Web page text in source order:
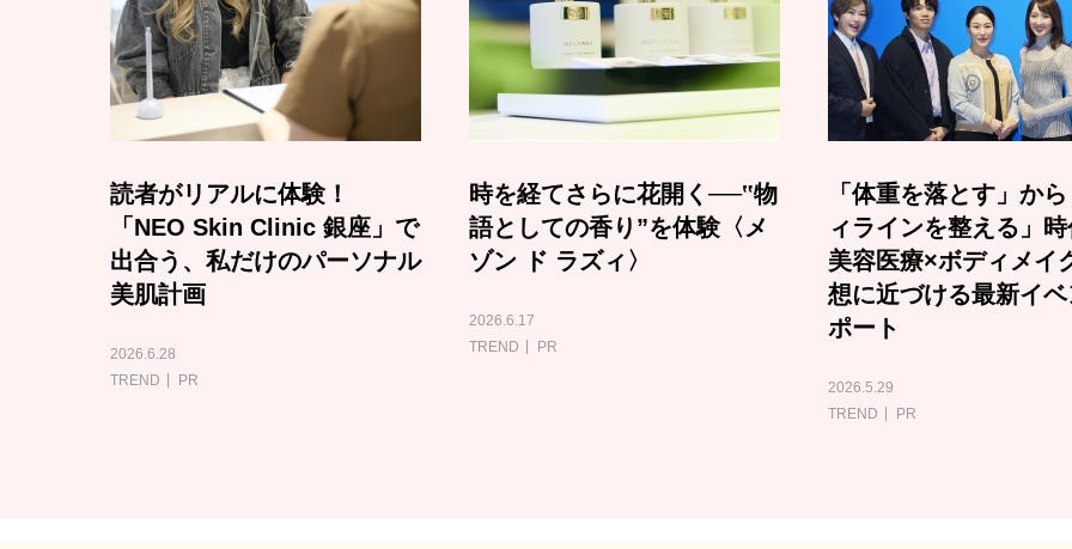
読者がリアルに体験！
「NEO Skin Clinic 銀座」で
出合う、私だけのパーソナル
美肌計画
2026.6.28
TREND
PR
時を経てさらに花開く──‟物
語としての香り”を体験〈メ
ゾン ド ラズィ〉
2026.6.17
TREND
PR
「体重を落とす」か
ィラインを整える」
美容医療×ボディメイ
想に近づける最新イ
ポート
2026.5.29
TREND
PR